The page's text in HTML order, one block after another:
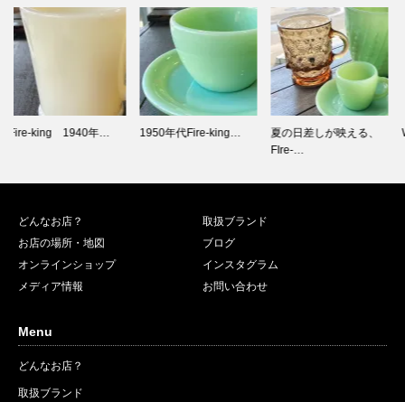
1950年代Fire-king…
夏の日差しが映える、
WORKERS新色
「Offic…
どんなお店？
取扱ブランド
お店の場所・地図
ブログ
オンラインショップ
インスタグラム
メディア情報
お問い合わせ
Menu
どんなお店？
取扱ブランド